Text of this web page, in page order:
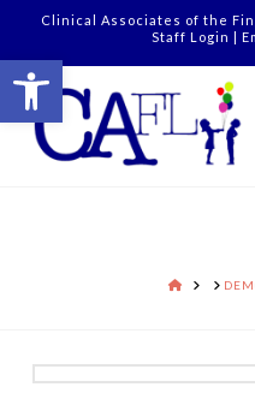
Open toolbar
Clinical Associates of the
Staff Login |
HOME